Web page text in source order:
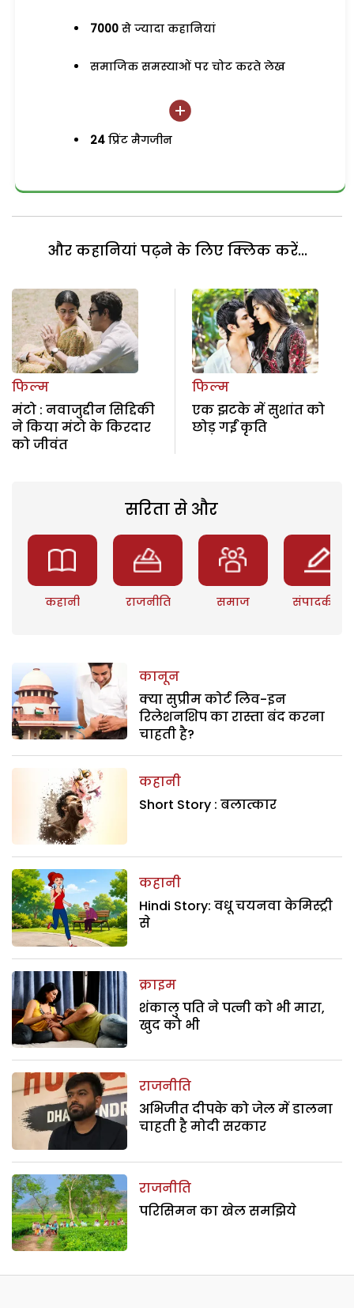
7000 से ज्यादा कहानियां
समाजिक समस्याओं पर चोट करते लेख
24 प्रिंट मैगजीन
और कहानियां पढ़ने के लिए क्लिक करें...
फिल्म
मंटो : नवाजुद्दीन सिद्दिकी
ने किया मंटो के किरदार
को जीवंत
फिल्म
एक झटके में सुशांत को
छोड़ गईं कृति
सरिता से और
कहानी राजनीति समाज संपादकीय
कानून
क्या सुप्रीम कोर्ट लिव-इन
रिलेशनशिप का रास्ता बंद करना
चाहती है?
कहानी
Short Story : बलात्कार
कहानी
Hindi Story: वधू चयनवा केमिस्ट्री
से
क्राइम
शंकालु पति ने पत्नी को भी मारा,
खुद को भी
राजनीति
अभिजीत दीपके को जेल में डालना
चाहती है मोदी सरकार
राजनीति
परिसिमन का खेल समझिये